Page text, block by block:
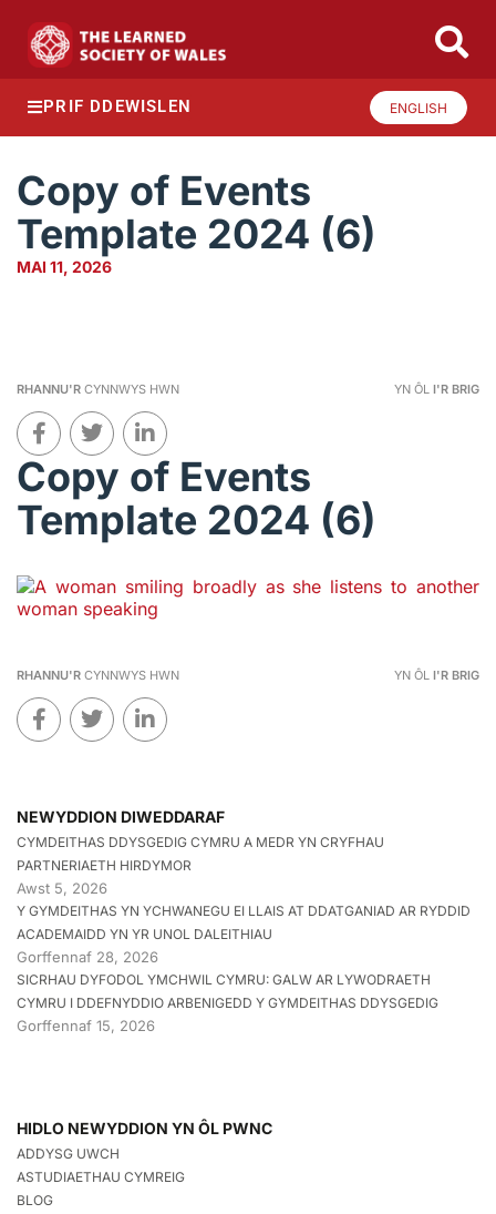
PRIF DDEWISLEN ENGLISH
Copy of Events
Template 2024 (6)
MAI 11, 2026
RHANNU'R CYNNWYS HWN YN ÔL I'R BRIG
Copy of Events
Template 2024 (6)
RHANNU'R CYNNWYS HWN YN ÔL I'R BRIG
NEWYDDION DIWEDDARAF
CYMDEITHAS DDYSGEDIG CYMRU A MEDR YN CRYFHAU
PARTNERIAETH HIRDYMOR
Awst 5, 2026
Y GYMDEITHAS YN YCHWANEGU EI LLAIS AT DDATGANIAD AR RYDDID
ACADEMAIDD YN YR UNOL DALEITHIAU
Gorffennaf 28, 2026
SICRHAU DYFODOL YMCHWIL CYMRU: GALW AR LYWODRAETH
CYMRU I DDEFNYDDIO ARBENIGEDD Y GYMDEITHAS DDYSGEDIG
Gorffennaf 15, 2026
HIDLO NEWYDDION YN ÔL PWNC
ADDYSG UWCH
ASTUDIAETHAU CYMREIG
BLOG